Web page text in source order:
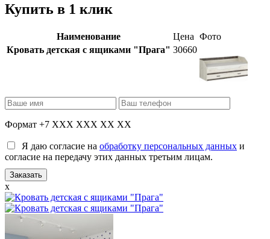
Купить в 1 клик
Наименование Цена Фото
Кровать детская с ящиками "Прага" 30660
Формат +7 XXX XXX XX XX
Я даю согласие на обработку персональных данных и
согласие на передачу этих данных третьим лицам.
x